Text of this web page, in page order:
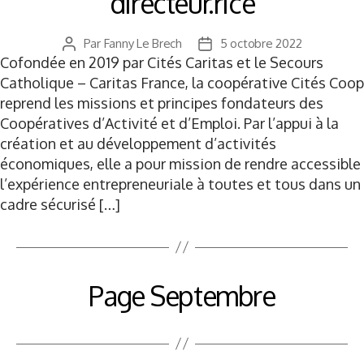
Auteur
de
l’article
Par Fanny Le Brech
Date
de
l’article
5 octobre 2022
Cofondée en 2019 par Cités Caritas et le Secours
Catholique – Caritas France, la coopérative Cités Coop
reprend les missions et principes fondateurs des
Coopératives d’Activité et d’Emploi. Par l’appui à la
création et au développement d’activités
économiques, elle a pour mission de rendre accessible
l’expérience entrepreneuriale à toutes et tous dans un
cadre sécurisé […]
Page Septembre